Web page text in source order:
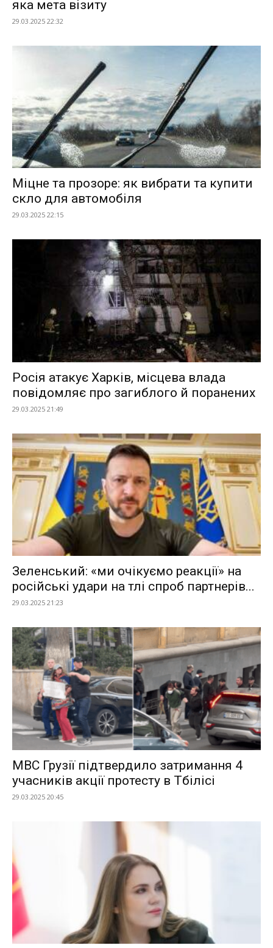
яка мета візиту
29.03.2025 22:32
Міцне та прозоре: як вибрати та купити
скло для автомобіля
29.03.2025 22:15
Росія атакує Харків, місцева влада
повідомляє про загиблого й поранених
29.03.2025 21:49
Зеленський: «ми очікуємо реакції» на
російські удари на тлі спроб партнерів...
29.03.2025 21:23
МВС Грузії підтвердило затримання 4
учасників акції протесту в Тбілісі
29.03.2025 20:45